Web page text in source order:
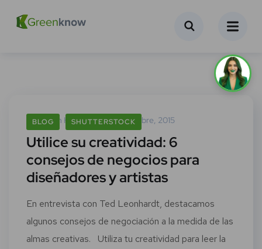
BLOG SHUTTERSTOCK
Green Know 15 Septiembre, 2015
Utilice su creatividad: 6
consejos de negocios para
diseñadores y artistas
En entrevista con Ted Leonhardt, destacamos
algunos consejos de negociación a la medida de las
almas creativas. Utiliza tu creatividad para leer la